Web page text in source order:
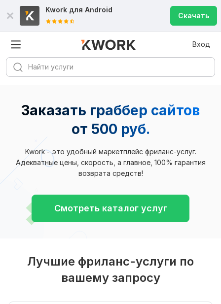
Kwork для Android
Скачать
Вход
Заказать граббер сайтов
от 500 руб.
Kwork - это удобный маркетплейс фриланс-услуг.
Адекватные цены, скорость, а главное, 100% гарантия
возврата средств!
Смотреть каталог услуг
Лучшие фриланс-услуги по
вашему запросу